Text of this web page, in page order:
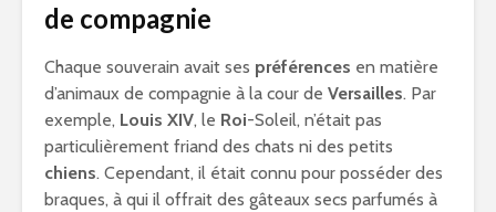
de compagnie
Chaque souverain avait ses préférences en matière
d’animaux de compagnie à la cour de Versailles. Par
exemple, Louis XIV, le Roi-Soleil, n’était pas
particulièrement friand des chats ni des petits
chiens. Cependant, il était connu pour posséder des
braques, à qui il offrait des gâteaux secs parfumés à